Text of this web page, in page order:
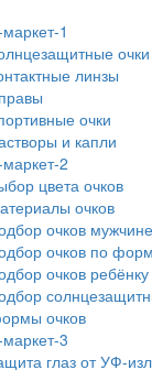
1
очки
линзы
очки
и капли
2
цвета очков
очков
очков мужчине
очков по
очков ребёнку
очков
3
глаз от УФ-